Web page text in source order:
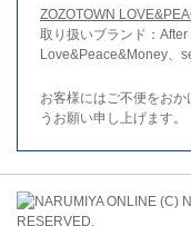
ZOZOTOWN
取り扱いブランド：After
Love&Peace&Money、
お客様にはご不便をお
うお願い申し上げます。